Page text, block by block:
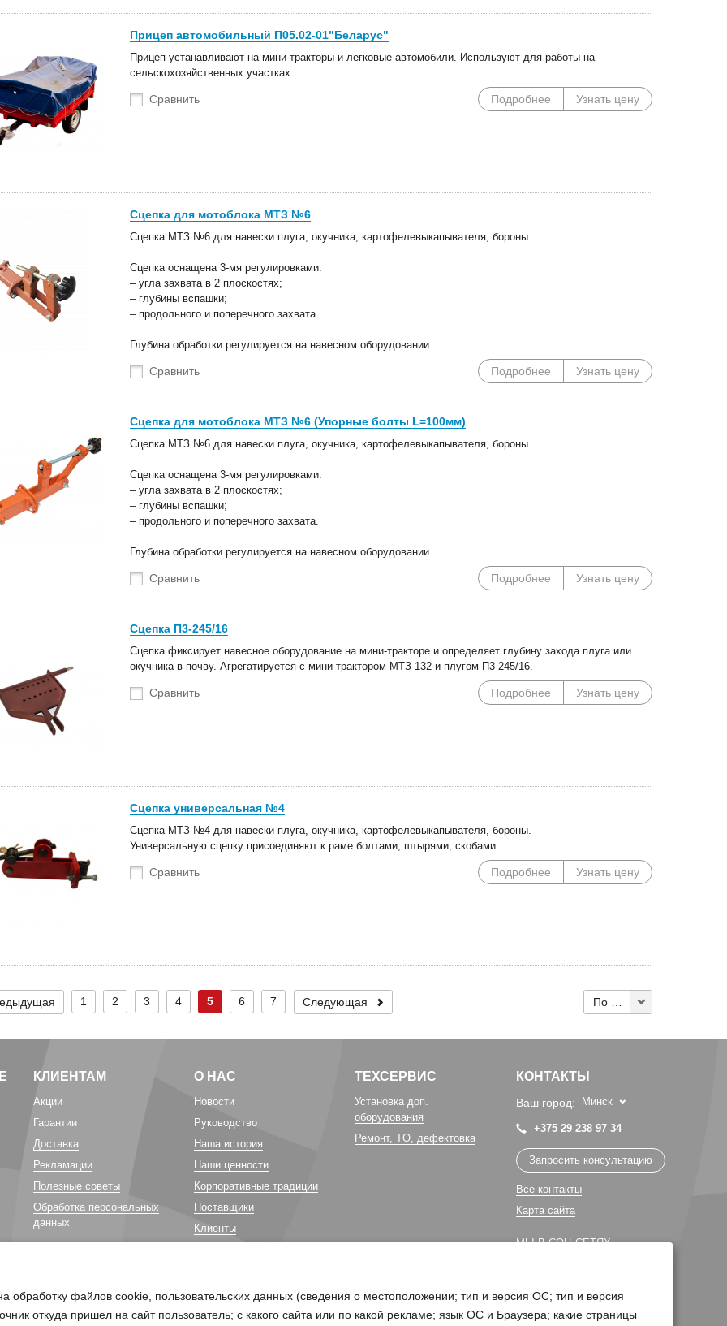
Прицеп автомобильный П05.02-01"Беларус"
Прицеп устанавливают на мини-тракторы и легковые автомобили. Используют для работы на
сельскохозяйственных участках.
Сравнить Подробнее Узнать цену
Сцепка для мотоблока МТЗ №6
Сцепка МТЗ №6 для навески плуга, окучника, картофелевыкапывателя, бороны.
Сцепка оснащена 3-мя регулировками:
– угла захвата в 2 плоскостях;
– глубины вспашки;
– продольного и поперечного захвата.
Глубина обработки регулируется на навесном оборудовании.
Сравнить Подробнее Узнать цену
Сцепка для мотоблока МТЗ №6 (Упорные болты L=100мм)
Сцепка МТЗ №6 для навески плуга, окучника, картофелевыкапывателя, бороны.
Сцепка оснащена 3-мя регулировками:
– угла захвата в 2 плоскостях;
– глубины вспашки;
– продольного и поперечного захвата.
Глубина обработки регулируется на навесном оборудовании.
Сравнить Подробнее Узнать цену
Сцепка П3-245/16
Сцепка фиксирует навесное оборудование на мини-тракторе и определяет глубину захода плуга или
окучника в почву. Агрегатируется с мини-трактором МТЗ-132 и плугом П3-245/16.
Сравнить Подробнее Узнать цену
Сцепка универсальная №4
Сцепка МТЗ №4 для навески плуга, окучника, картофелевыкапывателя, бороны.
Универсальную сцепку присоединяют к раме болтами, штырями, скобами.
Сравнить Подробнее Узнать цену
1 2 3 4 5 6 7 Следующая По 10
КЛИЕНТАМ
Акции
Гарантии
Доставка
Рекламации
Полезные советы
Обработка персональных
данных
О НАС
Новости
Руководство
Наша история
Наши ценности
Корпоративные традиции
Поставщики
Клиенты
ТЕХСЕРВИС
Установка доп.
оборудования
Ремонт, TO, дефектовка
КОНТАКТЫ
Ваш город: Минск
+375 29 238 97 34
Запросить консультацию
Все контакты
Карта сайта
МЫ В СОЦ СЕТЯХ
обработку файлов cookie, пользовательских данных (сведения о местоположении; тип и версия ОС; тип и версия
откуда пришел на сайт пользователь; с какого сайта или по какой рекламе; язык ОС и Браузера; какие страницы